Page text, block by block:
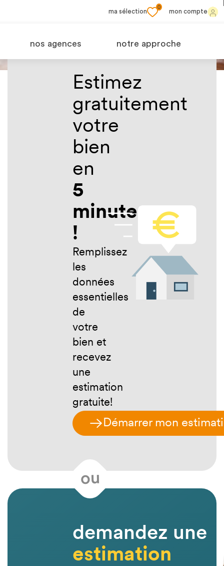
ma sélection
0
mon compte
nos agences notre approche
Quelle
est la
juste
votre
bien ?
Estimez
gratuitement
votre
bien
en
5
minutes
!
Remplissez
les
données
essentielles
de
votre
bien et
recevez
une
estimation
gratuite!
Démarrer mon
ou
demandez une
estimation